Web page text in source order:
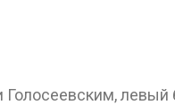
левый